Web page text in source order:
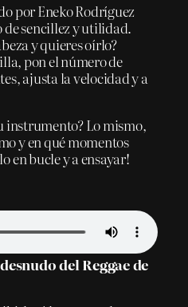
por Eneko Rodríguez
de sencillez y utilidad.
y quieres oírlo?
pon el número de
ajusta la velocidad y a
instrumento? Lo mismo,
y en qué momentos
en bucle y a ensayar!
del Reggae de